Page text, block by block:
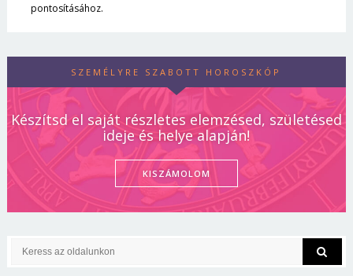
pontosításához.
SZEMÉLYRE SZABOTT HOROSZKÓP
Készítsd el saját részletes elemzésed, születésed
ideje és helye alapján!
KISZÁMOLOM